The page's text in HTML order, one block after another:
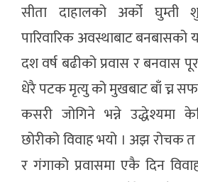
सीता दाहालको अर्को घुम्ती
पारिवारिक अवस्थाबाट बनबासको
दश वर्ष बढीको प्रवास र बनवास
धेरै पटक मृत्यु को मुखबाट बाँ च्न
कसरी जोगिने भन्ने उद्धेश्यमा
छोरीको विवाह भयो । अझ रोचक
र गंगाको प्रवासमा एकै दिन